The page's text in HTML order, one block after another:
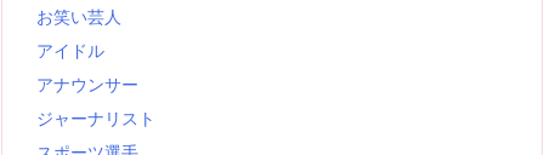
お笑い芸人
アイドル
アナウンサー
ジャーナリスト